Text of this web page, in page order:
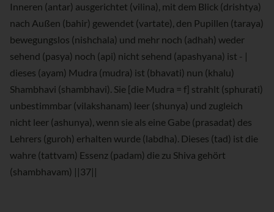
Inneren (antar) ausgerichtet (vilina), mit dem Blick (drishtya)
nach Außen (bahir) gewendet (vartate), den Pupillen (taraya)
bewegungslos (nishchala) und mehr noch (adhah) weder
sehend (pasya) noch (api) nicht sehend (apashyana) ist - |
dieses (ayam) Mudra (mudra) ist (bhavati) nun (khalu)
Shambhavi (shambhavi). Sie [die Mudra = f] strahlt (sphurati)
unbestimmbar (vilakshanam) leer (shunya) und zugleich
nicht leer (ashunya), wenn sie als eine Gabe (prasadat) des
Lehrers (guroh) erhalten wurde (labdha). Dieses (tad) ist die
wahre (tattvam) Essenz (padam) die zu Shiva gehört
(shambhavam) ||37||